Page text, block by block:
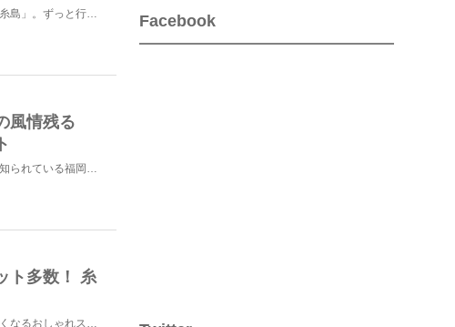
福岡の観光スポットとして近年人気を集めている「糸島」。ずっと行ってみたいと思っていたものの、東京から...
風情残る
ラーメンや明太子、もつ鍋など、グルメの地として知られている福岡。福岡といえば博多を思い浮かべる方も多...
ト多数！ 糸
Facebook